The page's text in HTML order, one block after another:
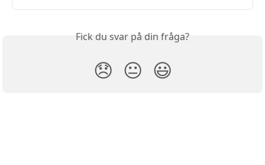
Fick du svar på din fråga?
😞 😐 😃